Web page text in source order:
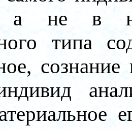
не в
типа